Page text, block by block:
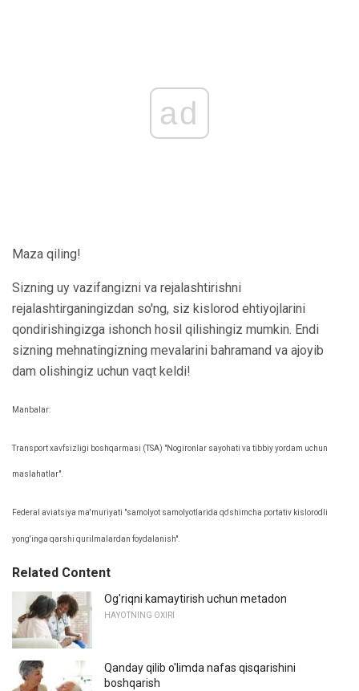
ad
Maza qiling!
Sizning uy vazifangizni va rejalashtirishni
rejalashtirganingizdan so'ng, siz kislorod ehtiyojlarini
qondirishingizga ishonch hosil qilishingiz mumkin. Endi
sizning mehnatingizning mevalarini bahramand va ajoyib
dam olishingiz uchun vaqt keldi!
Manbalar:
Transport xavfsizligi boshqarmasi (TSA) "Nogironlar sayohati va tibbiy yordam uchun
maslahatlar".
Federal aviatsiya ma'muriyati "samolyot samolyotlarida qo'shimcha portativ kislorodli
yong'inga qarshi qurilmalardan foydalanish".
Related Content
Og'riqni kamaytirish uchun metadon
HAYOTNING OXIRI
Qanday qilib o'limda nafas qisqarishini
boshqarish